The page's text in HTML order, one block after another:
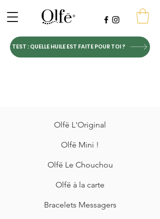
TEST : QUELLE HUILE EST FAITE POUR TOI ?
Olfë L'Original
Olfë Mini !
Olfë Le Chouchou
Olfë à la carte
Bracelets Messagers